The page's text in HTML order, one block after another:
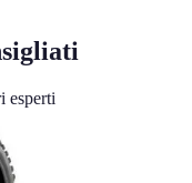
esperti